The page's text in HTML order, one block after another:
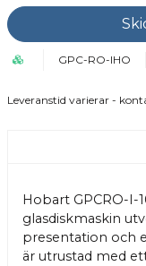
GPC-RO-IHO
Leveranstid varierar -
Hobart GPCRO-I-
glasdiskmaskin
presentation och
är utrustad med